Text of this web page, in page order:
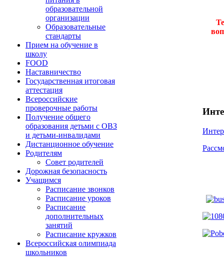
образовательной
организации
Образовательные
стандарты
Прием на обучение в
школу
FOOD
Наставничество
Государственная итоговая
аттестация
Всероссийские
проверочные работы
Получение общего
образования детьми с ОВЗ
и детьми-инвалидами
Дистанционное обучение
Родителям
Совет родителей
Дорожная безопасность
Учащимся
Расписание звонков
Расписание уроков
Расписание
дополнительных
занятий
Расписание кружков
Всероссийская олимпиада
школьников